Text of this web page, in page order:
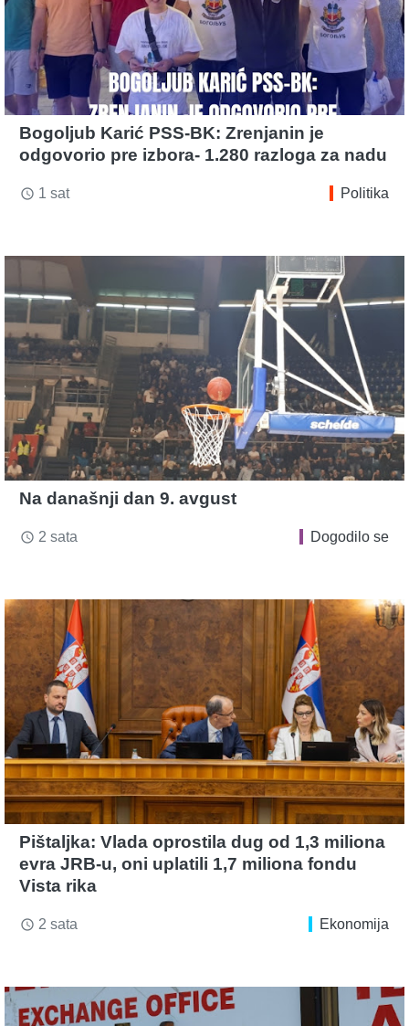
Bogoljub Karić PSS-BK: Zrenjanin je
odgovorio pre izbora- 1.280 razloga za nadu
access_time 1 sat Politika
Na današnji dan 9. avgust
access_time 2 sata Dogodilo se
Pištaljka: Vlada oprostila dug od 1,3 miliona
evra JRB-u, oni uplatili 1,7 miliona fondu
Vista rika
access_time 2 sata Ekonomija